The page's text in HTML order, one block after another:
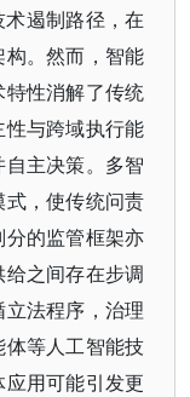
遏制路径，在
构。然而，智能
性消解了传统
与跨域执行能
主决策。多智
，使传统问责
的监管框架亦
之间存在步调
法程序，治理
等人工智能技
用可能引发更